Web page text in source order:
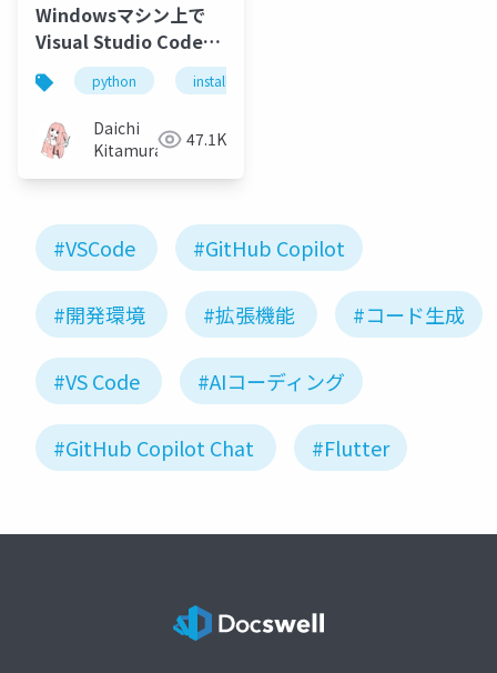
Windowsマシン上で
Visual Studio Codeと
pipenvを使って
Pythonの仮想実行環境
を構築する方法
（Jupyter notebook
も）
python install
Daichi
Kitamura
47.1K
#VSCode #GitHub Copilot
#開発環境 #拡張機能 #コード生成
#VS Code #AIコーディング
#GitHub Copilot Chat #Flutter